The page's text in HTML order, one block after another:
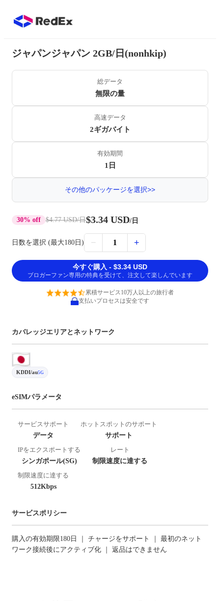
ジャパンジャパン 2GB/日(nonhkip)
総データ
無限の量
高速データ
2ギガバイト
有効期間
1日
その他のパッケージを選択>>
30% off $4.77 USD/日$3.34 USD/日
日数を選択 (最大180日) − 1 +
今すぐ購入 - $3.34 USD
ブロガーファン専用の特典を受けて、注文して楽しんでいます
累積サービス10万人以上の旅行者
支払いプロセスは安全です
カバレッジエリアとネットワーク
KDDI/au5G
eSIMパラメータ
サービスサポート
データ
ホットスポットのサポート
サポート
IPをエクスポートする
シンガポール(SG)
レート
制限速度に達する
制限速度に達する
512Kbps
サービスポリシー
購入の有効期限180日 ｜ チャージをサポート ｜ 最初のネット
ワーク接続後にアクティブ化 ｜ 返品はできません